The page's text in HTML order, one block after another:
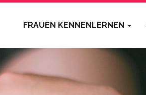
FRAUEN KENNENLERNEN